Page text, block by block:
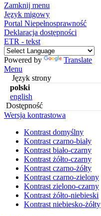
Zamknij menu
Język migowy
Portal Niepełnosprawność
Deklaracja dostępności
ETR - tekst
Powered by
Translate
Menu
Język strony
polski
english
Dostępność
Wersja kontrastowa
Kontrast domyślny
Kontrast czarno-biały
Kontrast biało-czarny
Kontrast żółto-czarny
Kontrast czarno-żółty
Kontrast czarno-zielony
Kontrast zielono-czarny
Kontrast żółto-niebieski
Kontrast niebiesko-żółty